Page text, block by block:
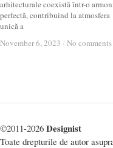
arhitecturale coexistă într-o
perfectă, contribuind la atmosfera
unică a
November 6, 2023 / No comments
November 6, 2023 / No comments
©2011-2026 Designist
Toate drepturile de autor